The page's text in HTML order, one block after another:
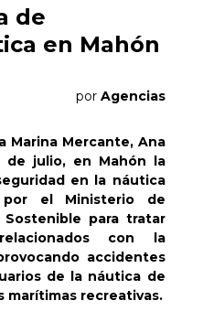
de
en Mahón
por Agencias
Marina Mercante, Ana
de julio, en Mahón la
en la náutica
por el Ministerio de
para tratar
con la
accidentes
de la náutica de
marítimas recreativas.